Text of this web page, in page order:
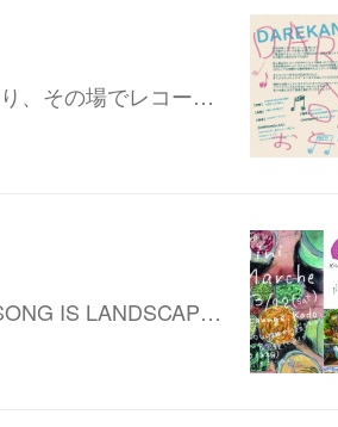
、その場でレコー…
IS LANDSCAP…